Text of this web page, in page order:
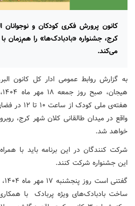
کانون پرورش فکری کودکان و نوجوانان
کرج، جشنواره «بادبادک‌ها» را هم‌زمان
می‌کند.
به گزارش روابط عمومی ادار کل کانون
هفته‌ی ملی
واقع در میدان طالقانی کلان شهر کرج،
خواهد شد.
شرکت کنندگان در این برنامه باید با
این جشنواره شرکت کنند.
ساخت بادبادک‌های ویژه پربادک با